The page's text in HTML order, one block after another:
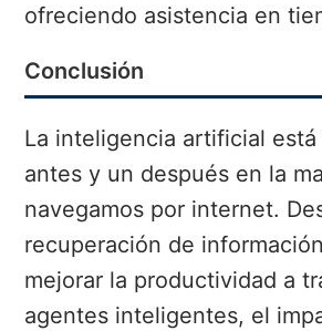
ofreciendo asistencia en
Conclusión
La inteligencia artificial está
antes y un después en la
navegamos por internet.
recuperación de
mejorar la productividad a
agentes inteligentes, el